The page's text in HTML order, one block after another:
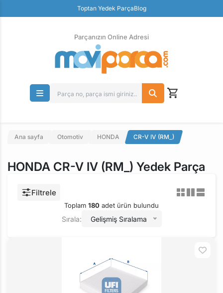
Toptan Yedek ParçaBlog
100% Orjinal Ürün
Güvenli Ödeme
Ücretsiz İade
Parçanızın Online Adresi
Ana sayfa Otomotiv HONDA CR-V IV (RM_)
HONDA CR-V IV (RM_) Yedek Parça
Filtrele
Toplam 180 adet ürün bulundu
Sırala: Gelişmiş Sıralama